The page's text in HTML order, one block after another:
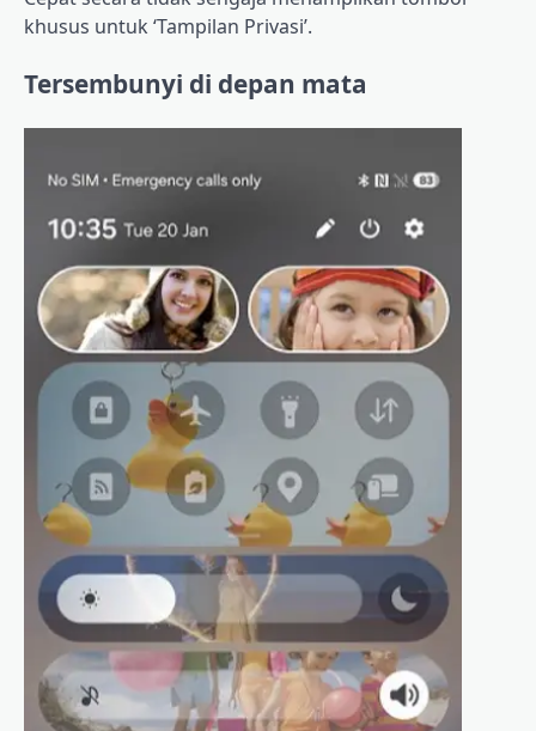
khusus untuk ‘Tampilan Privasi’.
Tersembunyi di depan mata